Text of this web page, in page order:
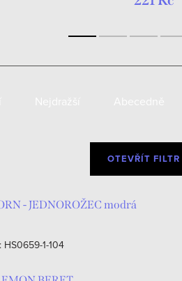
OTEVŘÍT FILTR
- JEDNOROŽEC modrá
HS0659-1-104